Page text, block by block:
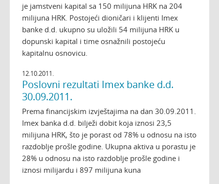
je jamstveni kapital sa 150 milijuna HRK na 204
milijuna HRK. Postojeći dioničari i klijenti Imex
banke d.d. ukupno su uložili 54 milijuna HRK u
dopunski kapital i time osnažnili postojeću
kapitalnu osnovicu.
12.10.2011.
Poslovni rezultati Imex banke d.d.
30.09.2011.
Prema financijskim izvještajima na dan 30.09.2011.
Imex banka d.d. bilježi dobit koja iznosi 23,5
milijuna HRK, što je porast od 78% u odnosu na isto
razdoblje prošle godine. Ukupna aktiva u porastu je
28% u odnosu na isto razdoblje prošle godine i
iznosi milijardu i 897 milijuna kuna